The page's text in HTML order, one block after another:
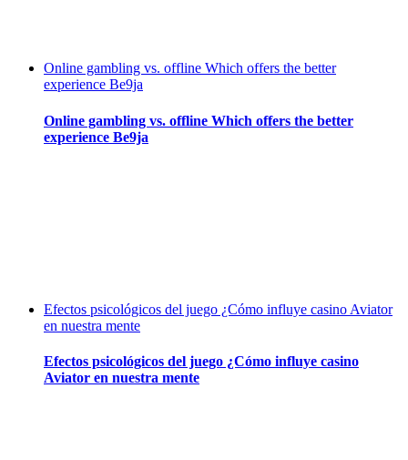
Online gambling vs. offline Which offers the better
experience Be9ja
Online gambling vs. offline Which offers the better
experience Be9ja
Efectos psicológicos del juego ¿Cómo influye casino Aviator
en nuestra mente
Efectos psicológicos del juego ¿Cómo influye casino
Aviator en nuestra mente